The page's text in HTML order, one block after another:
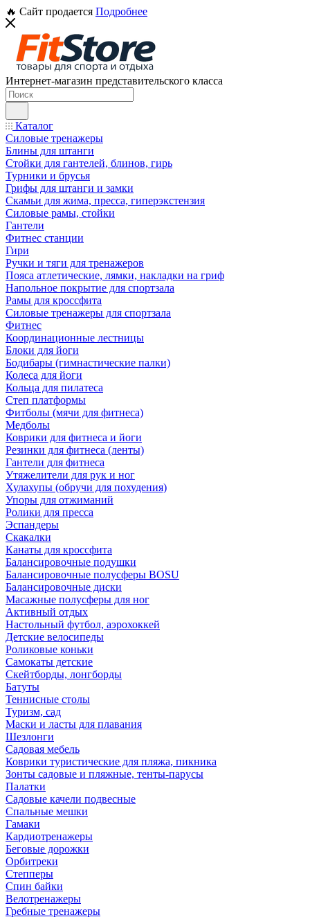
🔥 Сайт продается Подробнее
Интернет-магазин представительского класса
Каталог
Силовые тренажеры
Блины для штанги
Стойки для гантелей, блинов, гирь
Турники и брусья
Грифы для штанги и замки
Скамьи для жима, пресса, гиперэкстензия
Силовые рамы, стойки
Гантели
Фитнес станции
Гири
Ручки и тяги для тренажеров
Пояса атлетические, лямки, накладки на гриф
Напольное покрытие для спортзала
Рамы для кроссфита
Силовые тренажеры для спортзала
Фитнес
Координационные лестницы
Блоки для йоги
Бодибары (гимнастические палки)
Колеса для йоги
Кольца для пилатеса
Степ платформы
Фитболы (мячи для фитнеса)
Медболы
Коврики для фитнеса и йоги
Резинки для фитнеса (ленты)
Гантели для фитнеса
Утяжелители для рук и ног
Хулахупы (обручи для похудения)
Упоры для отжиманий
Ролики для пресса
Эспандеры
Скакалки
Канаты для кроссфита
Балансировочные подушки
Балансировочные полусферы BOSU
Балансировочные диски
Масажные полусферы для ног
Активный отдых
Настольный футбол, аэрохоккей
Детские велосипеды
Роликовые коньки
Самокаты детские
Скейтборды, лонгборды
Батуты
Теннисные столы
Туризм, сад
Маски и ласты для плавания
Шезлонги
Садовая мебель
Коврики туристические для пляжа, пикника
Зонты садовые и пляжные, тенты-парусы
Палатки
Садовые качели подвесные
Спальные мешки
Гамаки
Кардиотренажеры
Беговые дорожки
Орбитреки
Степперы
Спин байки
Велотренажеры
Гребные тренажеры